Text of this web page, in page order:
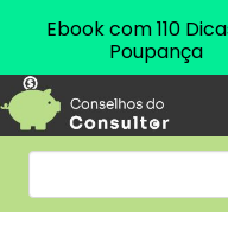
Ebook com 110
Poupança